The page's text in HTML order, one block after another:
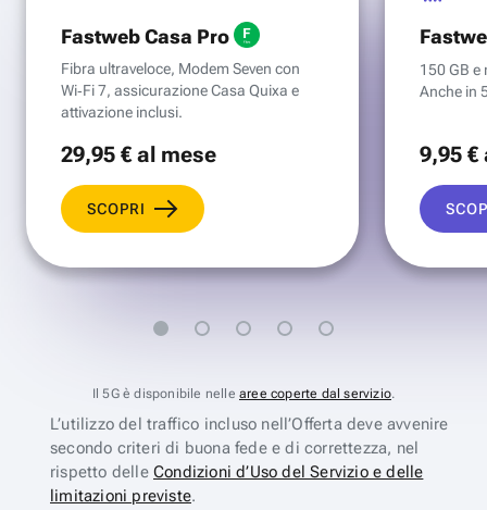
Fastweb Casa Pro
Fibra ultraveloce, Modem Seven con
Wi‑Fi 7, assicurazione Casa Quixa e
attivazione inclusi.
29,95 €al mese
SCOPRI
150 GB e
Anche in
9,95 €
Il 5G è disponibile nelle aree coperte dal servizio.
L’utilizzo del traffico incluso nell’Offerta deve avvenire
secondo criteri di buona fede e di correttezza, nel
rispetto delle Condizioni d’Uso del Servizio e delle
limitazioni previste.